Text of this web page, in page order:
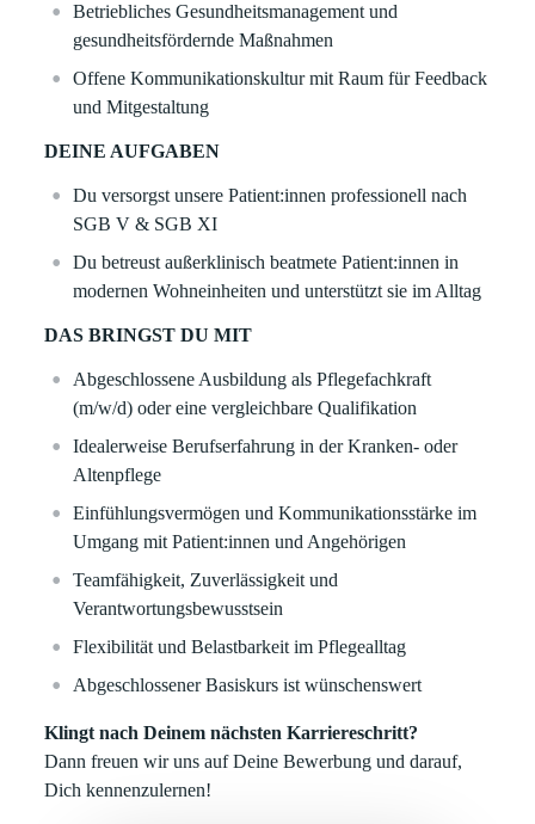
Betriebliches Gesundheitsmanagement und
gesundheitsfördernde Maßnahmen
Offene Kommunikationskultur mit Raum für Feedback
und Mitgestaltung
DEINE AUFGABEN
Du versorgst unsere Patient:innen professionell nach
SGB V & SGB XI
Du betreust außerklinisch beatmete Patient:innen in
modernen Wohneinheiten und unterstützt sie im Alltag
DAS BRINGST DU MIT
Abgeschlossene Ausbildung als Pflegefachkraft
(m/w/d) oder eine vergleichbare Qualifikation
Idealerweise Berufserfahrung in der Kranken- oder
Altenpflege
Einfühlungsvermögen und Kommunikationsstärke im
Umgang mit Patient:innen und Angehörigen
Teamfähigkeit, Zuverlässigkeit und
Verantwortungsbewusstsein
Flexibilität und Belastbarkeit im Pflegealltag
Abgeschlossener Basiskurs ist wünschenswert
Klingt nach Deinem nächsten Karriereschritt?
Dann freuen wir uns auf Deine Bewerbung und darauf,
Dich kennenzulernen!